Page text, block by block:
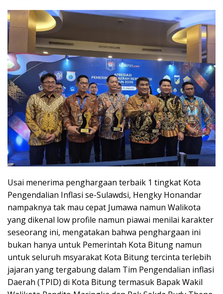
Usai menerima penghargaan terbaik 1 tingkat Kota
Pengendalian Inflasi se-Sulawdsi, Hengky Honandar
nampaknya tak mau cepat Jumawa namun Walikota
yang dikenal low profile namun piawai menilai karakter
seseorang ini, mengatakan bahwa penghargaan ini
bukan hanya untuk Pemerintah Kota Bitung namun
untuk seluruh msyarakat Kota Bitung tercinta terlebih
jajaran yang tergabung dalam Tim Pengendalian inflasi
Daerah (TPID) di Kota Bitung termasuk Bapak Wakil